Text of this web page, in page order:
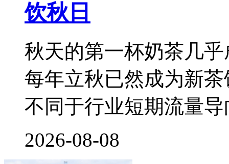
饮秋日
秋天的第一杯奶茶几
每年立秋已然成为新
不同于行业短期流量
2026-08-08